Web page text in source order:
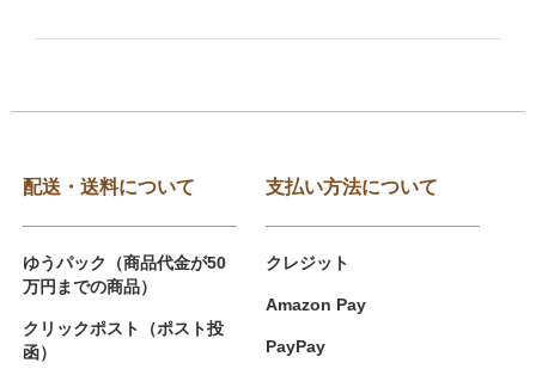
配送・送料について
ゆうパック（商品代金が50
万円までの商品）
クリックポスト（ポスト投
函）
支払い方法について
クレジット
Amazon Pay
PayPay